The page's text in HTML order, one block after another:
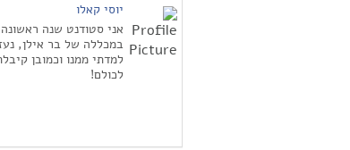
יוסי קאלו
אני סטודנט שנה
במכללה של בר אילן,
לכולם!